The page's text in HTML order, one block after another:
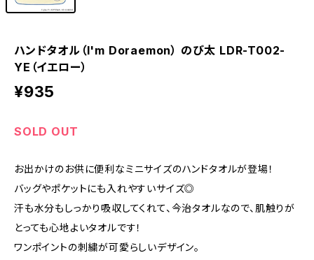
ハンドタオル（I'm Doraemon） のび太 LDR-T002-
YE（イエロー）
¥935
SOLD OUT
お出かけのお供に便利なミニサイズのハンドタオルが登場！
バッグやポケットにも入れやすいサイズ◎
汗も水分もしっかり吸収してくれて、今治タオルなので、肌触りが
とっても心地よいタオルです！
ワンポイントの刺繍が可愛らしいデザイン。